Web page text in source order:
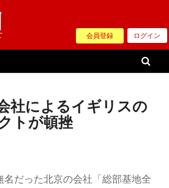
会員登録 ログイン
社によるイギリスの
トが頓挫
だった北京の会社「総部基地全